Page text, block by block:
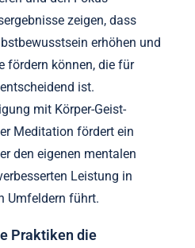
zeigen, dass
erhöhen und
fördern können, die für
ist.
mit Körper-Geist-
Meditation fördert ein
den eigenen mentalen
Leistung in
Umfeldern führt.
Praktiken die